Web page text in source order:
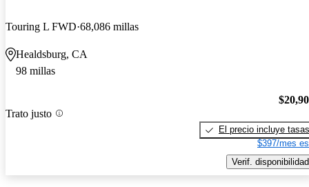
Touring L FWD 68,086 millas
Healdsburg, CA
98 millas
Trato justo
El precio incluye tasas
$397/mes
Verif. disponibilidad